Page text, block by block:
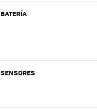
BATERÍA
SENSORES